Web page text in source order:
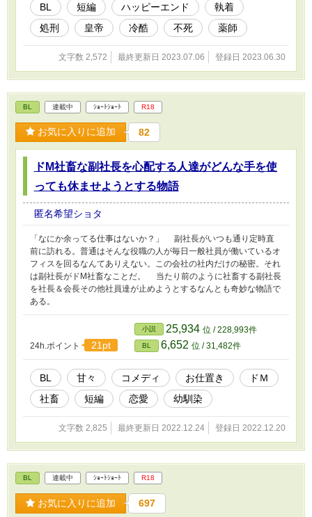
BL 短編 ハッピーエンド
執着
処刑
皇帝 冷酷 不死 薬師
文字数 2,572 最終更新日 2023.07.06 登録日 2023.06.30
BL 連載中 ｼｮｰﾄｼｮｰﾄ R18
お気に入りに追加 82
ドM社畜な副社長を心配する人達がどんな手を使
っても休ませようとする物語
匿名希望ショタ
「なにか余ってる仕事はないか？」 副社長がいつも通り定時直
前に訪れる。普通はそんな役職の人が毎日一般社員が働いているオ
フィスを回るなんてありえない。この会社の社内だけの秘密。それ
は副社長がドM社畜なことだ。 当たり前のように社畜する副社長
を社長＆会長その他社員達が止めようとするなんとも奇妙な物語で
ある。
24h.ポイント 21pt
小説 25,934 位 / 228,993件
BL 6,652 位 / 31,482件
BL 甘々 コメディ お仕置き
ドＭ
社畜
短編 恋愛 幼馴染
文字数 2,825 最終更新日 2022.12.24 登録日 2022.12.20
BL 連載中 ｼｮｰﾄｼｮｰﾄ R18
お気に入りに追加 697